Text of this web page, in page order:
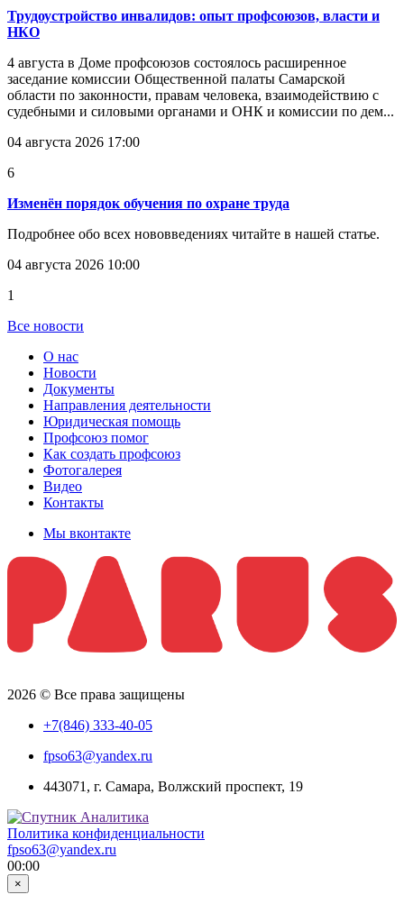
Трудоустройство инвалидов: опыт профсоюзов, власти и
НКО
4 августа в Доме профсоюзов состоялось расширенное
заседание комиссии Общественной палаты Самарской
области по законности, правам человека, взаимодействию с
судебными и силовыми органами и ОНК и комиссии по дем...
04 августа 2026 17:00
6
Изменён порядок обучения по охране труда
Подробнее обо всех нововведениях читайте в нашей статье.
04 августа 2026 10:00
1
Все новости
О нас
Новости
Документы
Направления деятельности
Юридическая помощь
Профсоюз помог
Как создать профсоюз
Фотогалерея
Видео
Контакты
Мы вконтакте
2026 © Все права защищены
+7(846) 333-40-05
fpso63@yandex.ru
443071, г. Самара, Волжский проспект, 19
Политика конфиденциальности
fpso63@yandex.ru
00:00
×